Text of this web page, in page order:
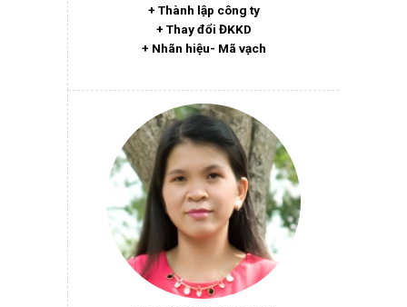
+ Thành lập công ty
+ Thay đổi ĐKKD
+ Nhãn hiệu- Mã vạch